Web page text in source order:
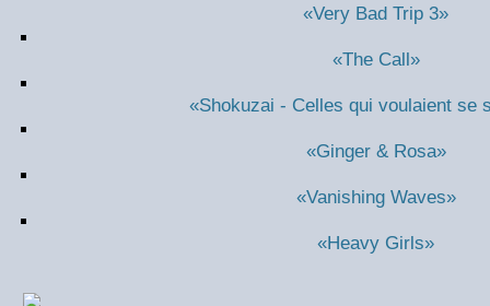
«Very Bad Trip 3»
«The Call»
«Shokuzai - Celles qui voulaient se
«Ginger & Rosa»
«Vanishing Waves»
«Heavy Girls»